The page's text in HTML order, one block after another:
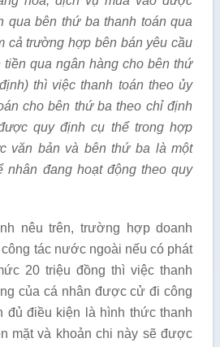
qua bên thứ ba thanh toán qua
cả trường hợp bên bán yêu cầu
tiền qua ngân hàng cho bên thứ
thì việc thanh toán theo ủy
cho bên thứ ba theo chỉ định
quy định cụ thể trong hợp
văn bản và bên thứ ba là một
nhân đang hoạt động theo quy
nêu trên, trường hợp doanh
tác nước ngoài nếu có phát
20 triệu đồng thì việc thanh
của cá nhân được cử đi công
đủ điều kiện là hình thức thanh
mặt và khoản chi này sẽ được